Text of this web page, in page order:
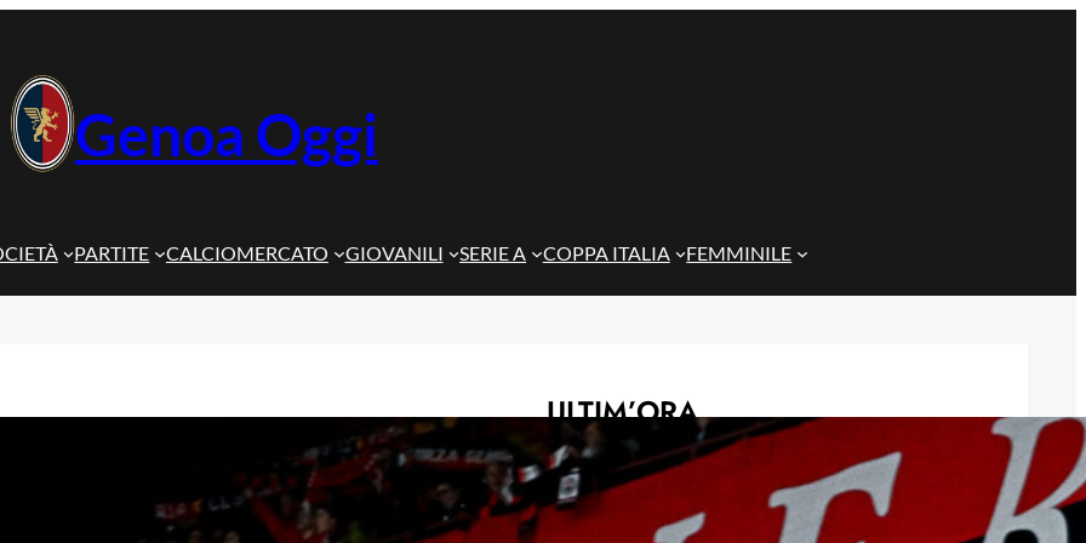
Genoa Oggi
PARTITE CALCIOMERCATO GIOVANILI SERIE A COPPA ITALIA FEMMINILE
ULTIM’ORA
Genoa, una nuova pista per
l’attacco: si valuta Daniel Jebbison
del Bournemouth